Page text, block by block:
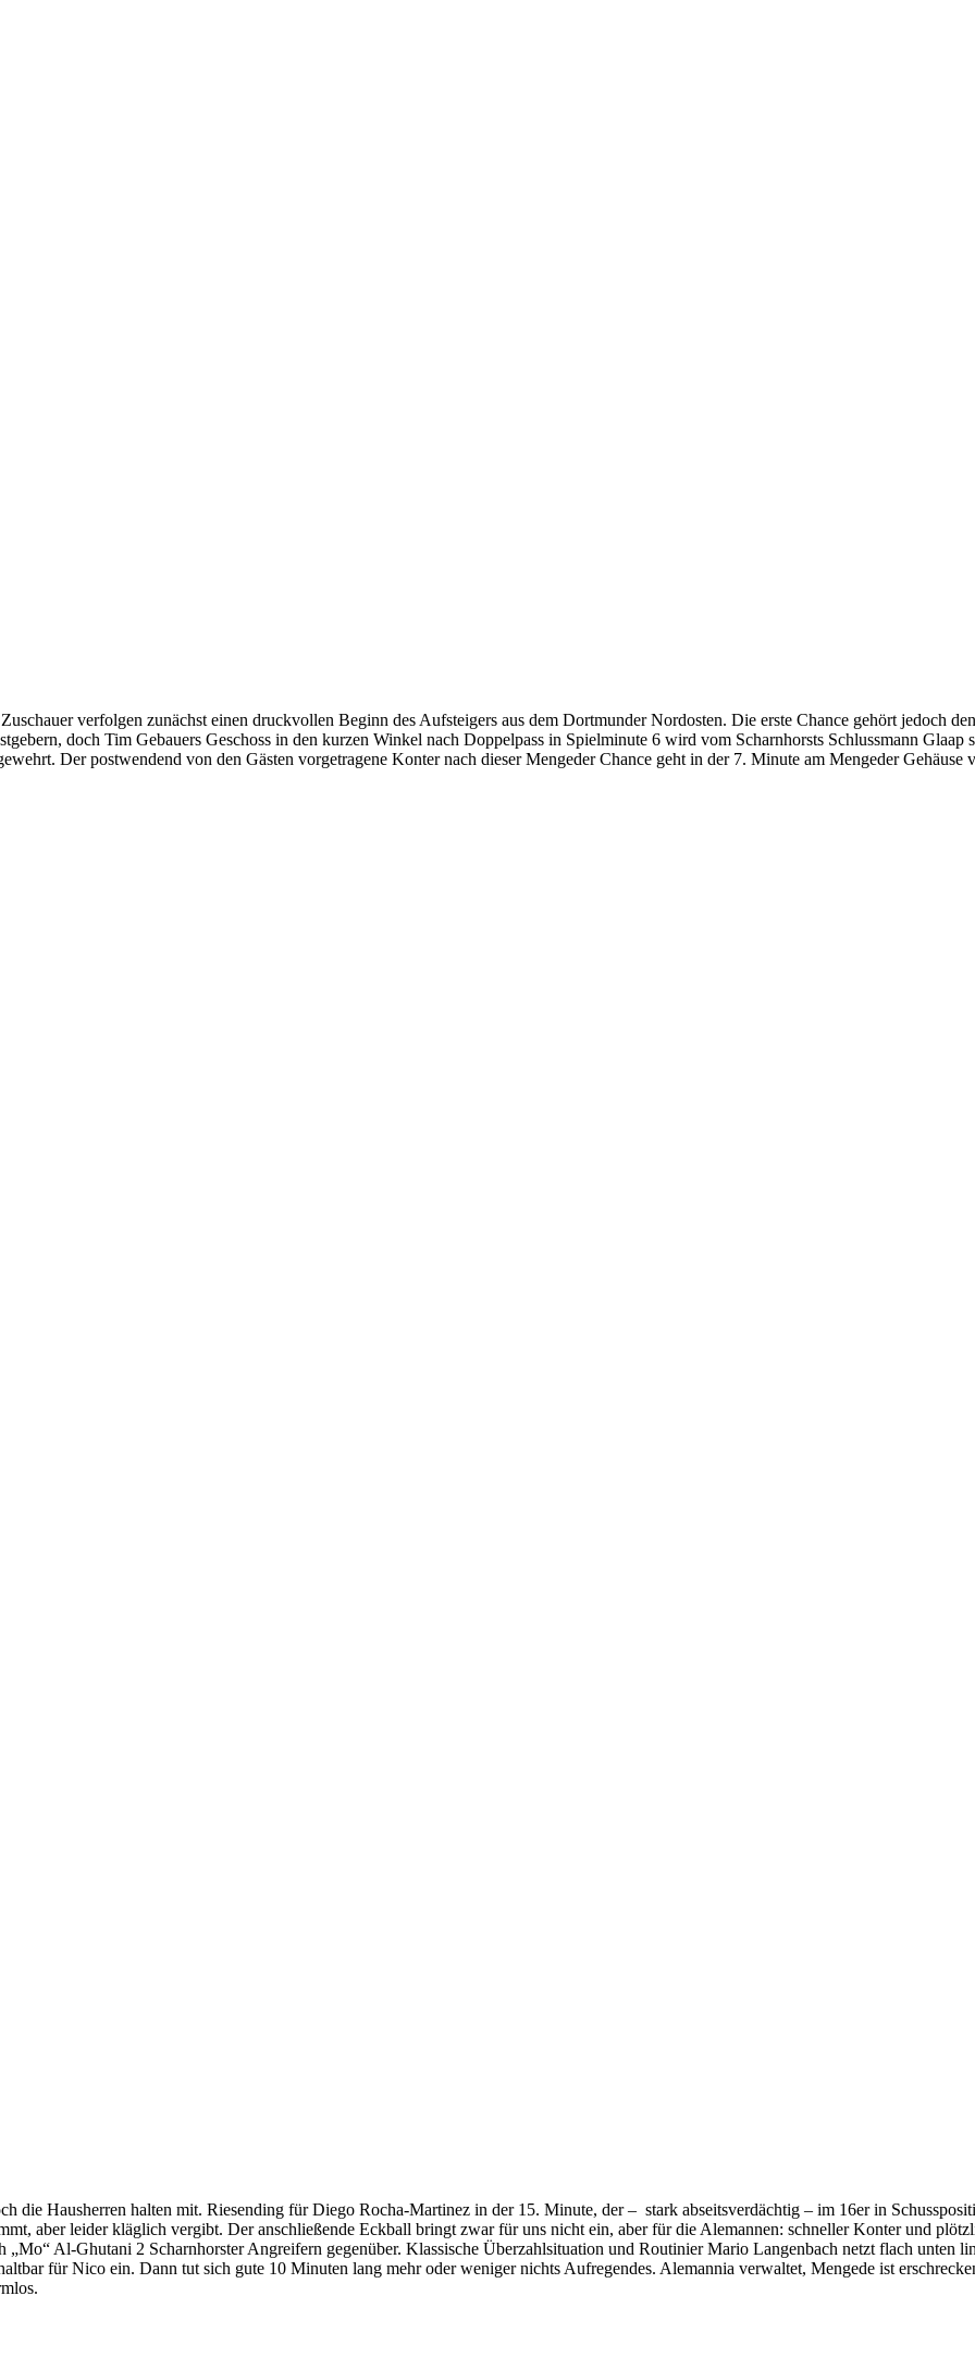
verfolgen zunächst einen druckvollen Beginn des Aufsteigers aus dem Dortmunder Nordosten. Die erste Chance gehört jedoch den
doch Tim Gebauers Geschoss in den kurzen Winkel nach Doppelpass in Spielminute 6 wird vom Scharnhorsts Schlussmann Glaap
Der postwendend von den Gästen vorgetragene Konter nach dieser Mengeder Chance geht in der 7. Minute am Mengeder Gehäuse
die Hausherren halten mit. Riesending für Diego Rocha-Martinez in der 15. Minute, der – stark abseitsverdächtig – im 16er in
aber leider kläglich vergibt. Der anschließende Eckball bringt zwar für uns nicht ein, aber für die Alemannen: schneller Konter und
„Mo“ Al-Ghutani 2 Scharnhorster Angreifern gegenüber. Klassische Überzahlsituation und Routinier Mario Langenbach netzt flach unten
für Nico ein. Dann tut sich gute 10 Minuten lang mehr oder weniger nichts Aufregendes. Alemannia verwaltet, Mengede ist